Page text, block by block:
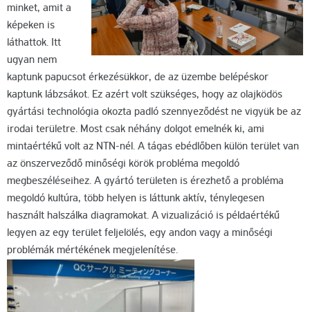
minket, amit a
képeken is
láthattok. Itt
ugyan nem
kaptunk papucsot érkezésükkor, de az üzembe belépéskor
kaptunk lábzsákot. Ez azért volt szükséges, hogy az olajködös
gyártási technológia okozta padló szennyeződést ne vigyük be az
irodai területre. Most csak néhány dolgot emelnék ki, ami
mintaértékű volt az NTN-nél. A tágas ebédlőben külön terület van
az önszerveződő minőségi körök probléma megoldó
megbeszéléseihez. A gyártó területen is érezhető a probléma
megoldó kultúra, több helyen is láttunk aktív, ténylegesen
használt halszálka diagramokat. A vizualizáció is példaértékű
legyen az egy terület feljelölés, egy andon vagy a minőségi
problémák mértékének megjelenítése.